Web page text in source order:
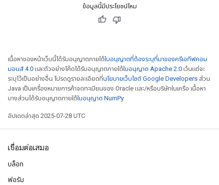
ข้อมูลนี้มีประโยชน์ไหม
เนื้อหาของหน้าเว็บนี้ได้รับอนุญาตภายใต้ใบอนุญาตที่ต้องระบุที่มาของครีเอทีฟคอม
มอนส์ 4.0 และตัวอย่างโค้ดได้รับอนุญาตภายใต้ใบอนุญาต Apache 2.0 เว้นแต่จะ
ระบุไว้เป็นอย่างอื่น โปรดดูรายละเอียดที่นโยบายเว็บไซต์ Google Developers ส่วน
Java เป็นเครื่องหมายการค้าจดทะเบียนของ Oracle และ/หรือบริษัทในเครือ เนื้อหา
บางส่วนได้รับอนุญาตภายใต้ใบอนุญาต NumPy
อัปเดตล่าสุด 2025-07-28 UTC
เชื่อมต่อเสมอ
บล็อก
ฟอรัม